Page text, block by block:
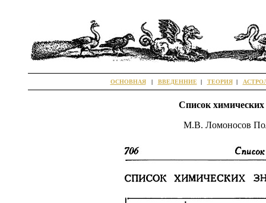
ОСНОВНАЯ| ВВЕДЕННИЕ | ТЕОРИЯ|
Список химических
М.В. Ломоносов